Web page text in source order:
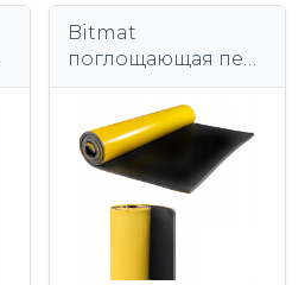
Bitmat
поглощающая пена
звукоизоляция
маски